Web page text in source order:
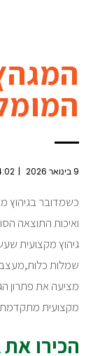
9 בינואר 2026
כשמדובר בגיהוץ
ואיכות התוצאה
גיהוץ מקצועית
מקצועית מתקדמת
הכירו את NOA+